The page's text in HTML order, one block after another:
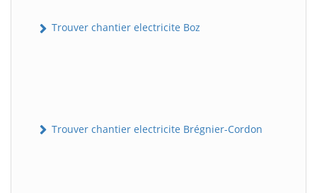
Trouver chantier electricite Boz
Trouver chantier electricite Brégnier-Cordon